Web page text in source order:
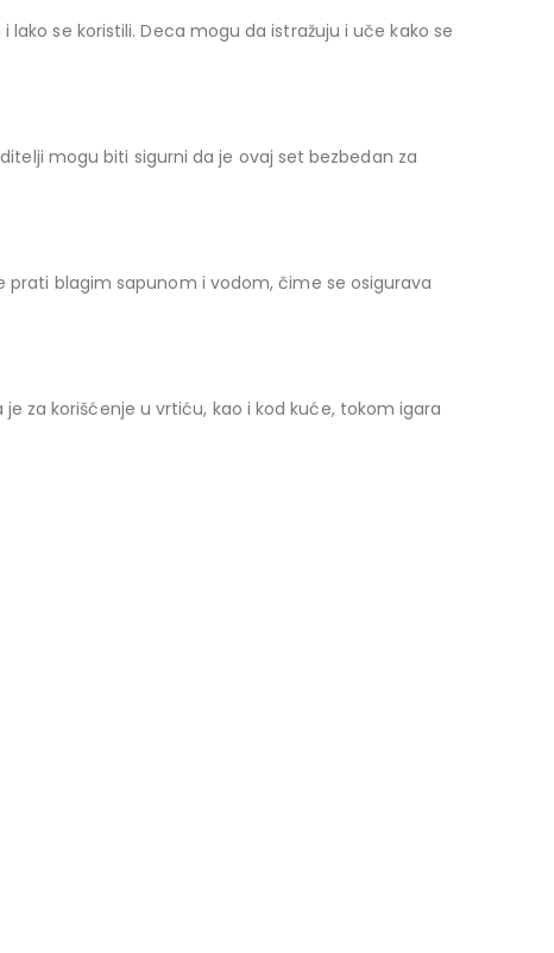
lako se koristili. Deca mogu da istražuju i uče kako se
mogu biti sigurni da je ovaj set bezbedan za
prati blagim sapunom i vodom, čime se osigurava
za korišćenje u vrtiću, kao i kod kuće, tokom igara